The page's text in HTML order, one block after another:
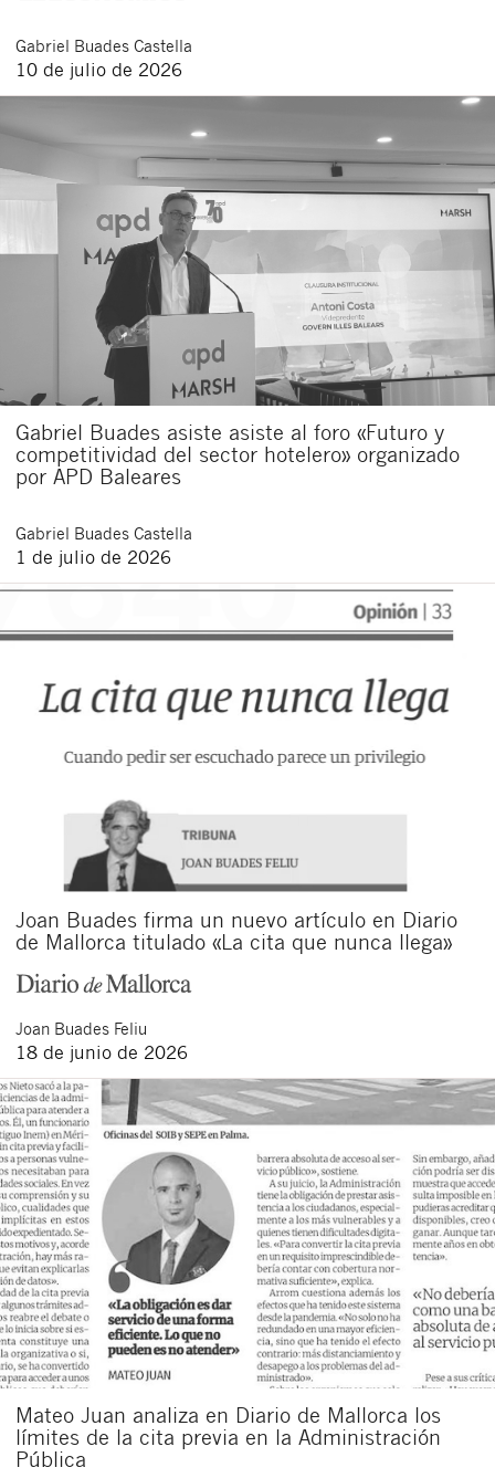
Gabriel Buades Castella
10 de julio de 2026
Gabriel Buades asiste asiste al foro «Futuro y
competitividad del sector hotelero» organizado
por APD Baleares
Gabriel Buades Castella
1 de julio de 2026
Joan Buades firma un nuevo artículo en Diario
de Mallorca titulado «La cita que nunca llega»
Joan Buades Feliu
18 de junio de 2026
Mateo Juan analiza en Diario de Mallorca los
límites de la cita previa en la Administración
Pública